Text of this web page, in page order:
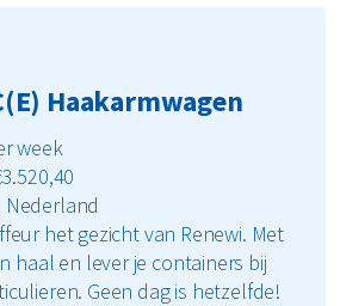
Haakarmwagen
week
Nederland
het gezicht van Renewi. Met
haal en lever je containers bij
Geen dag is hetzelfde!